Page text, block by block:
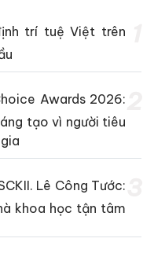
trí tuệ Việt trên
Awards 2026:
tạo vì người tiêu
Lê Công Tước:
khoa học tận tâm